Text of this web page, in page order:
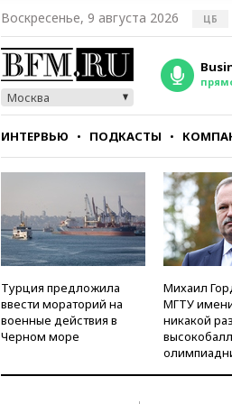
Воскресенье, 9 августа 2026 ЦБ
Москва
ИНТЕРВЬЮ ПОДКАСТЫ
СТИЛЬ ТЕСТЫ
Турция предложила
ввести мораторий на
военные действия в
Черном море
Михаил
МГТУ
никакой